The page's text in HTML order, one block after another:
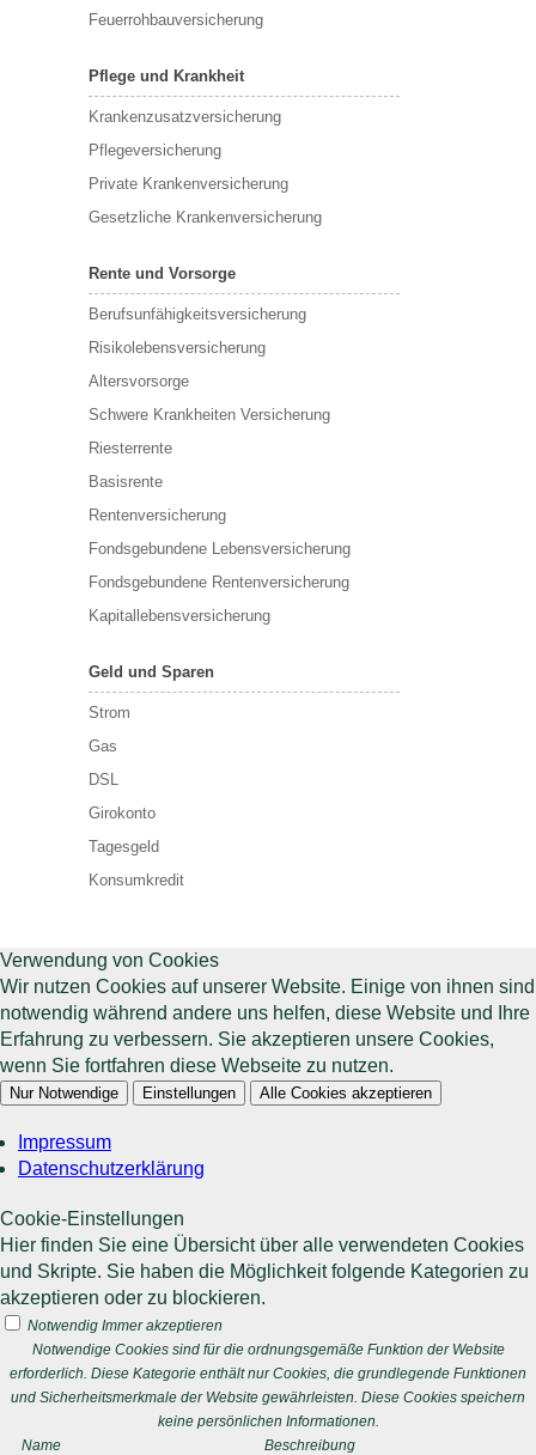
Feuerrohbauversicherung
Pflege und Krankheit
Krankenzusatzversicherung
Pflegeversicherung
Private Krankenversicherung
Gesetzliche Krankenversicherung
Rente und Vorsorge
Berufs­unfähigkeitsversicherung
Risikolebensversicherung
Altersvorsorge
Schwere Krankheiten Versicherung
Riesterrente
Basisrente
Rentenversicherung
Fondsgebundene Lebensversicherung
Fondsgebundene Rentenversicherung
Kapitallebensversicherung
Geld und Sparen
Strom
Gas
DSL
Girokonto
Tagesgeld
Konsumkredit
Verwendung von Cookies
Wir nutzen Cookies auf unserer Website. Einige von ihnen sind
notwendig während andere uns helfen, diese Website und Ihre
Erfahrung zu verbessern. Sie akzeptieren unsere Cookies,
wenn Sie fortfahren diese Webseite zu nutzen.
Nur Notwendige Einstellungen Alle Cookies akzeptieren
Impressum
Datenschutzerklärung
Cookie-Einstellungen
Hier finden Sie eine Übersicht über alle verwendeten Cookies
und Skripte. Sie haben die Möglichkeit folgende Kategorien zu
akzeptieren oder zu blockieren.
Notwendig Immer akzeptieren
Notwendige Cookies sind für die ordnungsgemäße Funktion der Website
erforderlich. Diese Kategorie enthält nur Cookies, die grundlegende Funktionen
und Sicherheitsmerkmale der Website gewährleisten. Diese Cookies speichern
keine persönlichen Informationen.
Name
Beschreibung